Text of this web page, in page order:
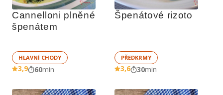
Cannelloni plněné
špenátem
HLAVNÍ CHODY
3,9 60min
Špenátové rizoto
PŘEDKRMY
3,6 30min